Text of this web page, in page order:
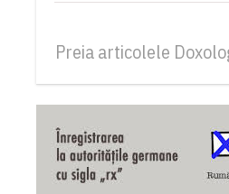
Preia articolele